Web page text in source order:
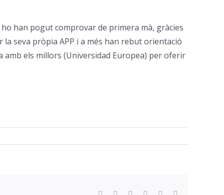
ho han pogut comprovar de primera mà, gràcies
la seva pròpia APP i a més han rebut orientació
amb els millors (Universidad Europea) per oferir